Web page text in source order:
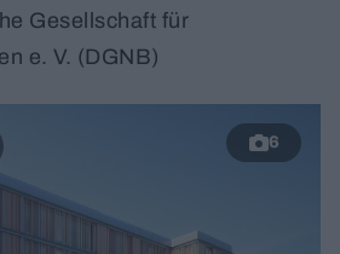
Gesellschaft für
e. V. (DGNB)
6